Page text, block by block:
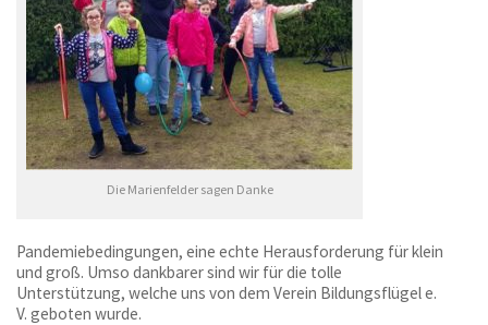
Die Marienfelder sagen Danke
Pandemiebedingungen, eine echte Herausforderung für klein
und groß. Umso dankbarer sind wir für die tolle
Unterstützung, welche uns von dem Verein Bildungsflügel e.
V. geboten wurde.